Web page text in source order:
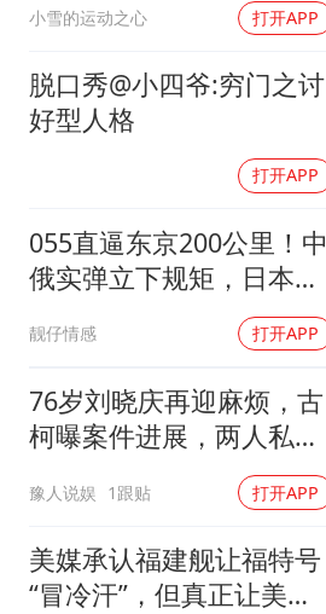
小雪的运动之心 打开APP
脱口秀@小四爷:穷门之讨
好型人格
打开APP
055直逼东京200公里！中
俄实弹立下规矩，日本除
靓仔情感 打开APP
76岁刘晓庆再迎麻烦，古
柯曝案件进展，两人私密
豫人说娱 1跟贴 打开APP
美媒承认福建舰让福特号
“冒冷汗”，但真正让美国